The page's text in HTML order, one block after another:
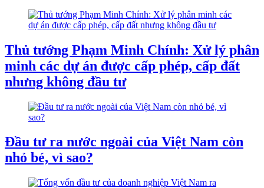
Thủ tướng Phạm Minh Chính: Xử lý phân
minh các dự án được cấp phép, cấp đất
nhưng không đầu tư
Đầu tư ra nước ngoài của Việt Nam còn
nhỏ bé, vì sao?